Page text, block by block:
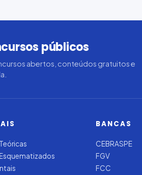
públicos
abertos, conteúdos gratuitos e
BANCAS
CEBRASPE
FGV
FCC